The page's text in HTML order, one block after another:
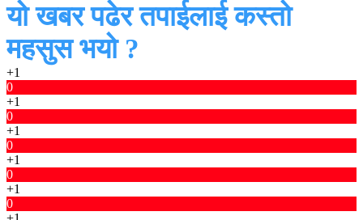
यो खबर पढेर तपाईलाई कस्तो
महसुस भयो ?
+1
0
+1
0
+1
0
+1
0
+1
0